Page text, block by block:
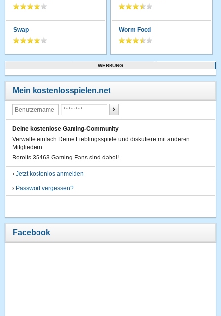
Swap Worm Food
WERBUNG
Mein kostenlosspielen.net
Deine kostenlose Gaming-Community
Verwalte einfach Deine Lieblingsspiele und diskutiere mit anderen
Mitgliedern.
Bereits 35463 Gaming-Fans sind dabei!
›Jetzt kostenlos anmelden
› Passwort vergessen?
Facebook